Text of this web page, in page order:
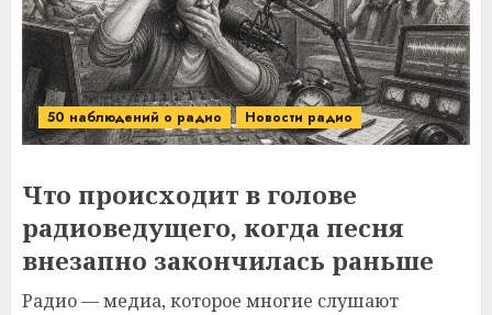
50 наблюдений о радио Новости радио
Что происходит в голове
радиоведущего, когда песня
внезапно закончилась раньше
Радио — медиа, которое многие слушают